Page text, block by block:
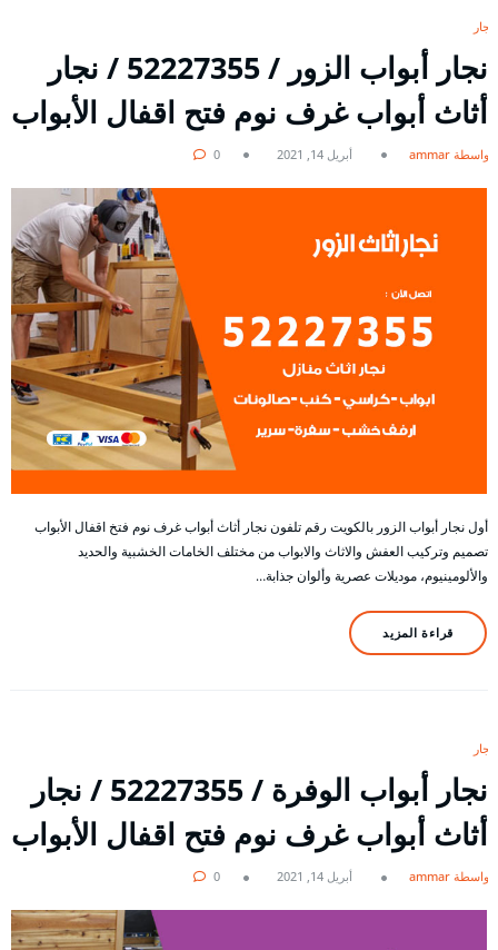
نجار
نجار أبواب الزور / 52227355 / نجار
أثاث أبواب غرف نوم فتح اقفال الأبواب
بواسطة ammar أبريل 14, 2021 0
أول نجار أبواب الزور بالكويت رقم تلفون نجار أثاث أبواب غرف نوم فتخ اقفال الأبواب
تصميم وتركيب العفش والاثاث والابواب من مختلف الخامات الخشبية والحديد
والألومينيوم، موديلات عصرية وألوان جذابة…
قراءة المزيد
نجار
نجار أبواب الوفرة / 52227355 / نجار
أثاث أبواب غرف نوم فتح اقفال الأبواب
بواسطة ammar أبريل 14, 2021 0